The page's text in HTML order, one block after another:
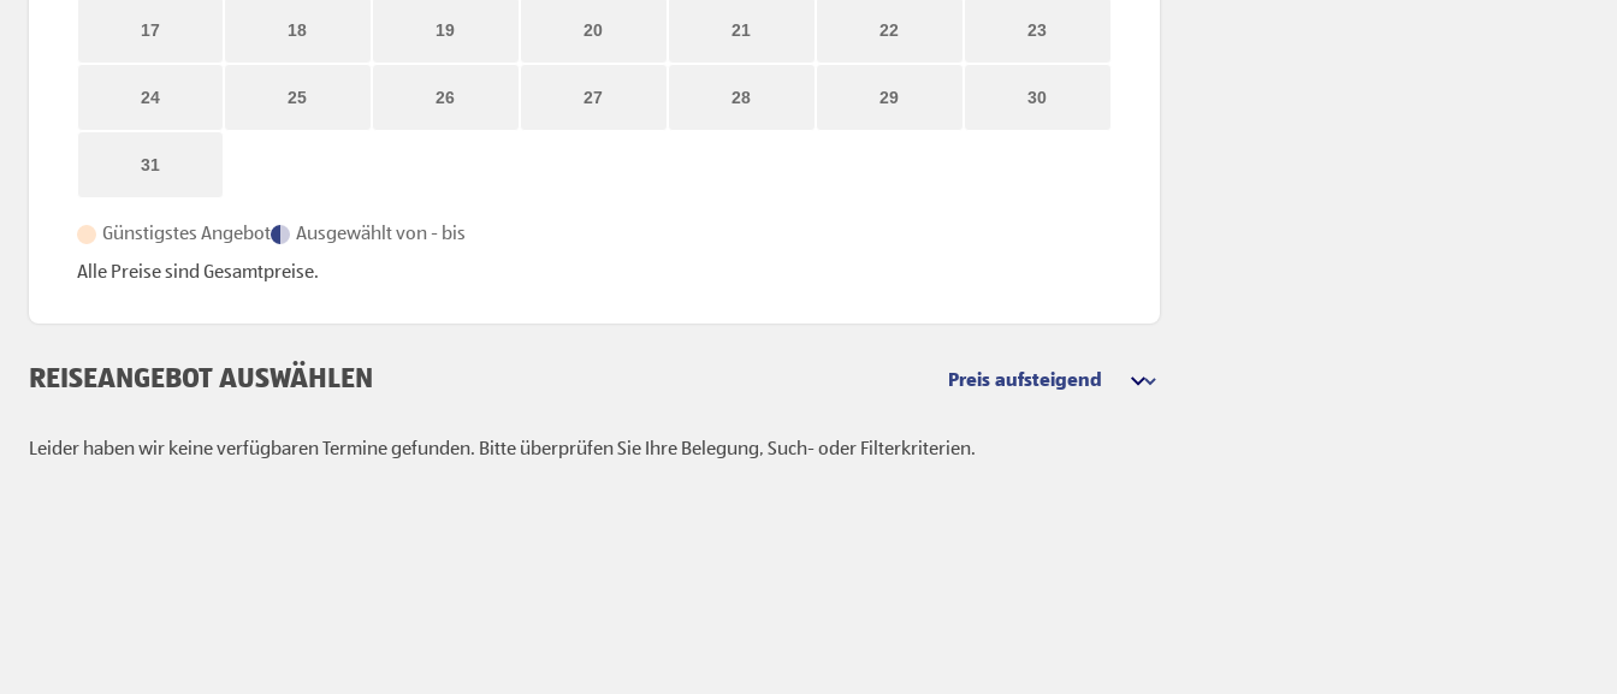
17 18 19 20 21 22 23
24 25 26 27 28 29 30
31
Günstigstes Angebot
Ausgewählt von - bis
Alle Preise sind Gesamtpreise.
REISEANGEBOT AUSWÄHLEN Sortierung
Leider haben wir keine verfügbaren Termine gefunden. Bitte überprüfen Sie Ihre Belegung, Such- oder Filterkriterien.